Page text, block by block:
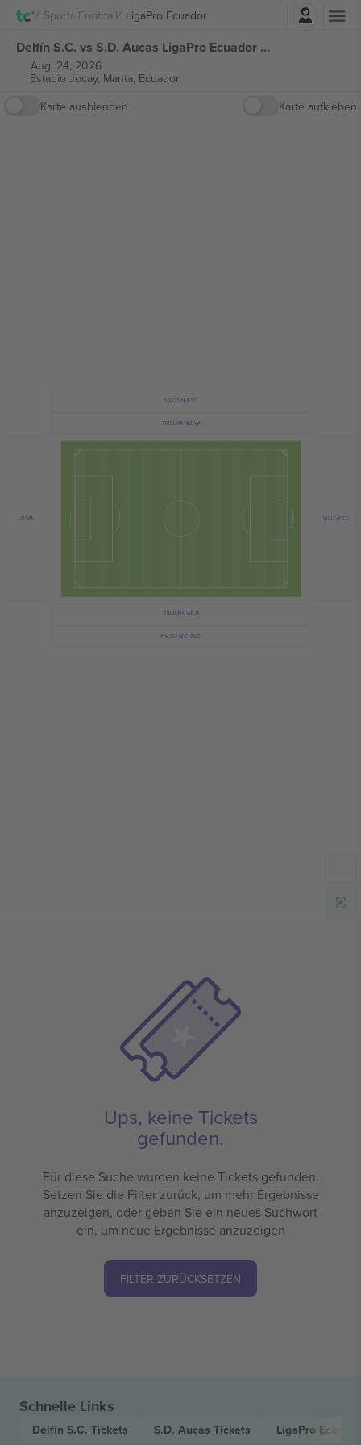
Sport Football LigaPro EcuadorEinloggen
Delfín S.C. vs S.D. Aucas LigaPro Ecuador tickets
Aug. 24, 2026
Estadio Jocay, Manta, Ecuador
Karte ausblenden
Karte aufkleben
TRIBUNA NUEVA
PALCO NUEVO
TRIBUNA VIEJA
PALCO ANTIGUO
VISITANTE
LOCAL
Ups, keine Tickets
gefunden.
Für diese Suche wurden keine Tickets gefunden.
Setzen Sie die Filter zurück, um mehr Ergebnisse
anzuzeigen, oder geben Sie ein neues Suchwort
ein, um neue Ergebnisse anzuzeigen
FILTER ZURÜCKSETZEN
Schnelle Links
Delfín S.C. Tickets S.D. Aucas Tickets LigaPro